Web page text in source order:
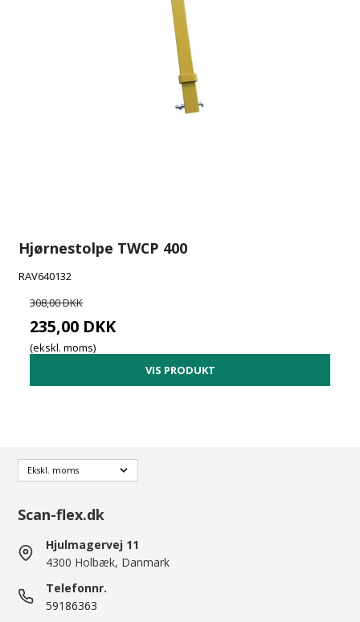
Hjørnestolpe TWCP 400
RAV640132
308,00 DKK
235,00 DKK
(ekskl. moms)
VIS PRODUKT
Scan-flex.dk
Hjulmagervej 11
4300 Holbæk, Danmark
Telefonnr.
59186363